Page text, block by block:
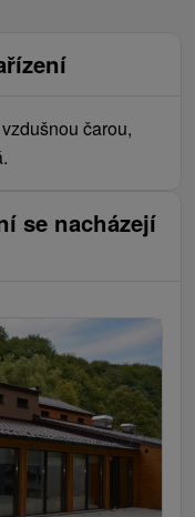
čarou,
se nacházejí